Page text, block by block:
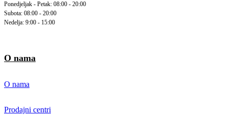
Ponedjeljak - Petak: 08:00 - 20:00
Subota: 08:00 - 20:00
Nedelja: 9:00 - 15:00
O nama
O nama
Prodajni centri